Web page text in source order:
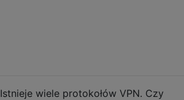
Istnieje wiele protokołów VPN. Czy